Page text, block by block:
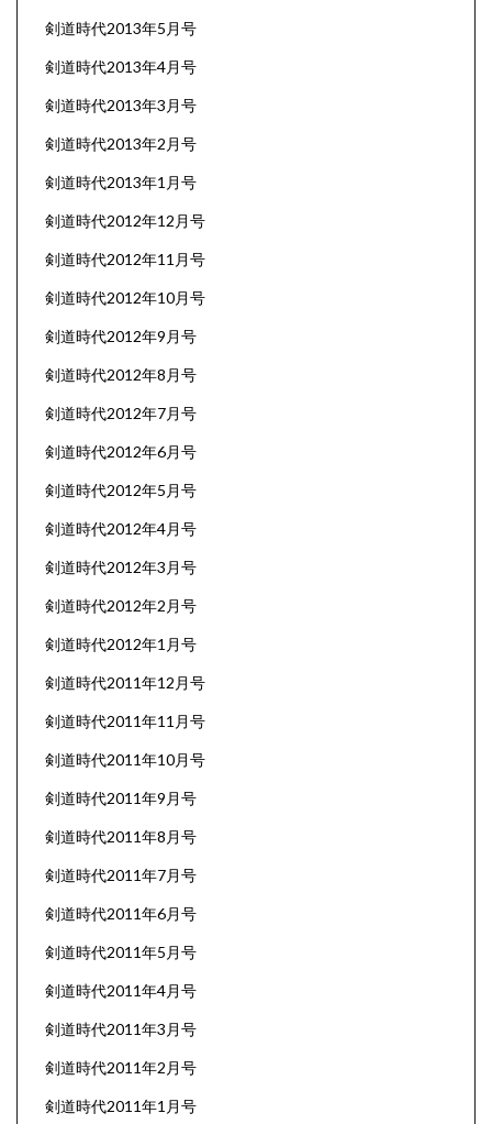
剣道時代2013年5月号
剣道時代2013年4月号
剣道時代2013年3月号
剣道時代2013年2月号
剣道時代2013年1月号
剣道時代2012年12月号
剣道時代2012年11月号
剣道時代2012年10月号
剣道時代2012年9月号
剣道時代2012年8月号
剣道時代2012年7月号
剣道時代2012年6月号
剣道時代2012年5月号
剣道時代2012年4月号
剣道時代2012年3月号
剣道時代2012年2月号
剣道時代2012年1月号
剣道時代2011年12月号
剣道時代2011年11月号
剣道時代2011年10月号
剣道時代2011年9月号
剣道時代2011年8月号
剣道時代2011年7月号
剣道時代2011年6月号
剣道時代2011年5月号
剣道時代2011年4月号
剣道時代2011年3月号
剣道時代2011年2月号
剣道時代2011年1月号